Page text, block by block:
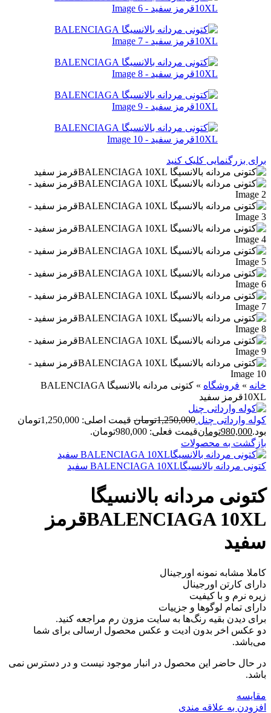
برای بزرگنمایی کلیک کنید
خانه » فروشگاه »
کتونی مردانه بالانسیگا BALENCIAGA
10XLقرمز سفید
کوله وارداتی چنل 1,250,000تومان
قیمت اصلی: 1,250,000تومان
بود.980,000تومانقیمت فعلی: 980,000تومان.
بازگشت به محصولات
کتونی مردانه بالانسیگاBALENCIAGA 10XL سفید
کتونی مردانه بالانسیگا
BALENCIAGA 10XLقرمز
سفید
کاملا مشابه نمونه اورجینال
دارای کارتن اورجینال
زیره نرم و با کیفیت
دارای تمام لوگوها و جزییات
برای دیدن بقیه رنگ‌ها به سایت مزون رم مراجعه کنید.
دو عکس اخر بدون ادیت و عکس محصول ارسالی برای شما
می‌باشد.
در حال حاضر این محصول در انبار موجود نیست و در دسترس نمی
باشد.
مقايسه
افزودن به علاقه مندی